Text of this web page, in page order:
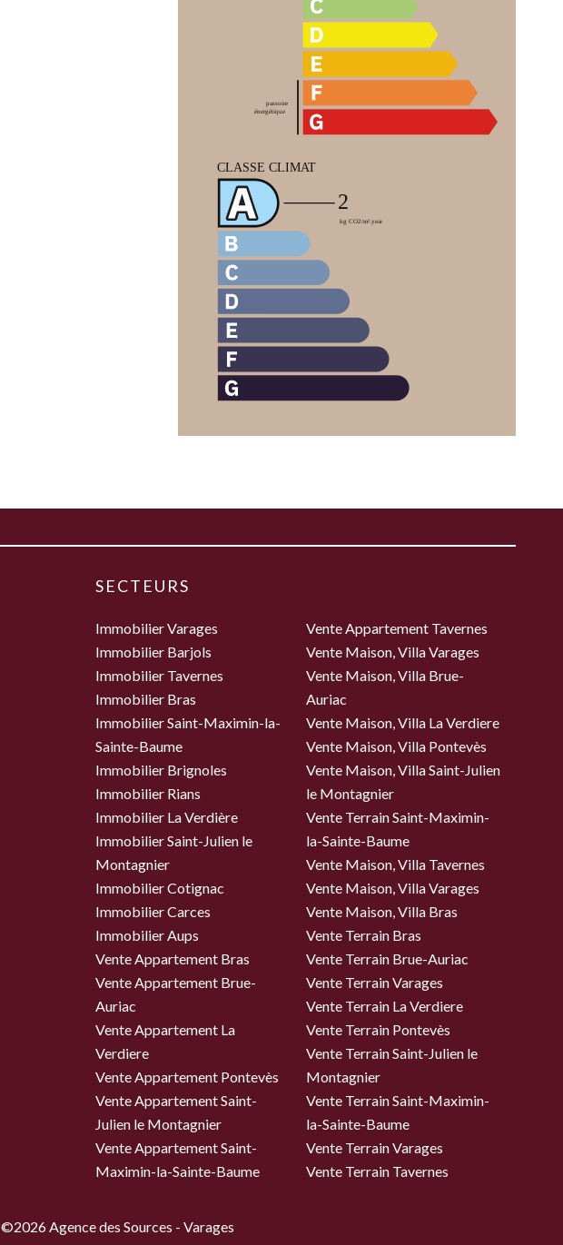
SECTEURS
Immobilier Varages
Immobilier Barjols
Immobilier Tavernes
Immobilier Bras
Immobilier Saint-Maximin-la-
Sainte-Baume
Immobilier Brignoles
Immobilier Rians
Immobilier La Verdière
Immobilier Saint-Julien le
Montagnier
Immobilier Cotignac
Immobilier Carces
Immobilier Aups
Vente Appartement Bras
Vente Appartement Brue-
Auriac
Vente Appartement La
Verdiere
Vente Appartement Pontevès
Vente Appartement Saint-
Julien le Montagnier
Vente Appartement Saint-
Maximin-la-Sainte-Baume
Vente Appartement Tavernes
Vente Maison, Villa Varages
Vente Maison, Villa Brue-
Auriac
Vente Maison, Villa La Verdiere
Vente Maison, Villa Pontevès
Vente Maison, Villa Saint-Julien
le Montagnier
Vente Terrain Saint-Maximin-
la-Sainte-Baume
Vente Maison, Villa Tavernes
Vente Maison, Villa Varages
Vente Maison, Villa Bras
Vente Terrain Bras
Vente Terrain Brue-Auriac
Vente Terrain Varages
Vente Terrain La Verdiere
Vente Terrain Pontevès
Vente Terrain Saint-Julien le
Montagnier
Vente Terrain Saint-Maximin-
la-Sainte-Baume
Vente Terrain Varages
Vente Terrain Tavernes
©2026 Agence des Sources - Varages